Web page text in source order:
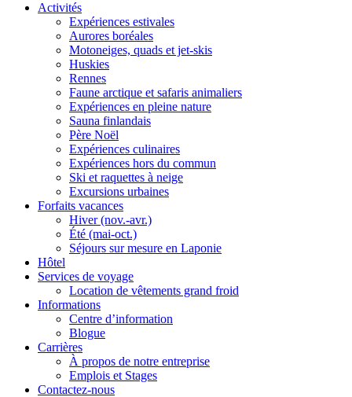
Activités
Expériences estivales
Aurores boréales
Motoneiges, quads et jet-skis
Huskies
Rennes
Faune arctique et safaris animaliers
Expériences en pleine nature
Sauna finlandais
Père Noël
Expériences culinaires
Expériences hors du commun
Ski et raquettes à neige
Excursions urbaines
Forfaits vacances
Hiver (nov.-avr.)
Été (mai-oct.)
Séjours sur mesure en Laponie
Hôtel
Services de voyage
Location de vêtements grand froid
Informations
Centre d’information
Blogue
Carrières
À propos de notre entreprise
Emplois et Stages
Contactez-nous